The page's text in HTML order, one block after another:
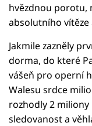
hvězdnou porotu,
absolutního
Jakmile zazněly
dorma, do které
vášeň pro operní
Walesu srdce
rozhodly 2 miliony
sledovanost a